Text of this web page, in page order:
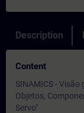
Description
Content
SINAMICS - Visão
Objetos,
Servo"